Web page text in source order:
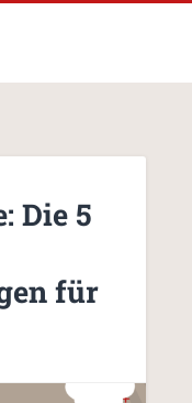
Die 5
für